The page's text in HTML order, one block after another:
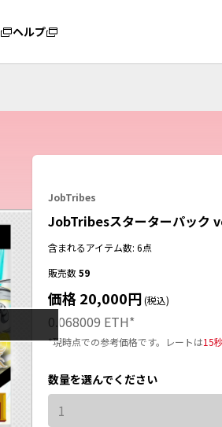
ヘルプ
JobTribes
JobTribesスターターパック
含まれるアイテム数: 6点
販売数59
価格 20,000円(税込)
0.068009 ETH*
*現時点での参考価格です。レートは15秒
数量を選んでください
1